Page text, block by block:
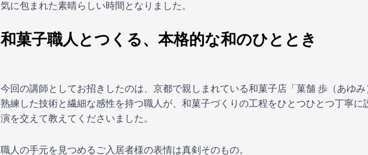
気に包まれた素晴らしい時間となりました。
和菓子職人とつくる、本格的な和のひととき
今回の講師としてお招きしたのは、京都で親しまれている和菓子店「菓舗 歩（あゆみ
熟練した技術と繊細な感性を持つ職人が、和菓子づくりの工程をひとつひとつ丁寧に
演を交えて教えてくださいました。
職人の手元を見つめるご入居者様の表情は真剣そのもの。